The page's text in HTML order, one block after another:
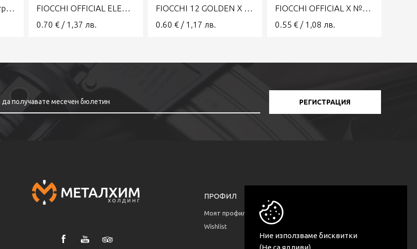
Ние използваме бисквитки
(Не са ядливи)
FIOCCHI F3 №7,5 28 гр калибър 12 спортни патрони
FIOCCHI OFFICIAL ELECTROCIBLES №8 12/70
0.70 € / 1,37 лв.
FIOCCHI 12 GOLDEN X №7,5 28
0.60 € / 1,17 лв.
FIOCCHI OFFICIAL X №7,5 28
0.55 € / 1,08 лв.
РЕГИСТРАЦИЯ
ПРОФИЛ
Моят профил
Wishlist